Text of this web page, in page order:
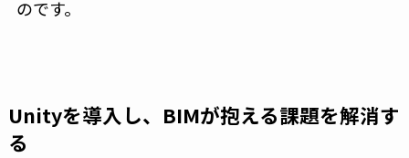
のです。
Unityを導入し、BIMが抱える課題を解消す
る